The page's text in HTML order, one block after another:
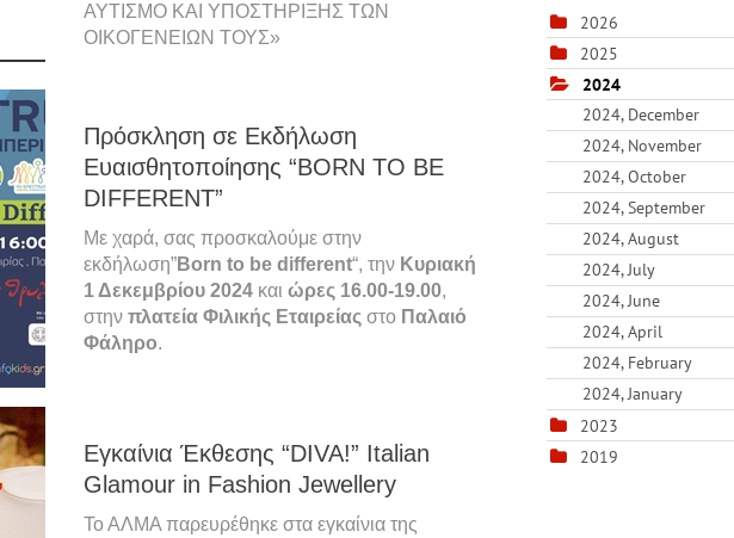
ΑΥΤΙΣΜΟ ΚΑΙ ΥΠΟΣΤΗΡΙΞΗΣ ΤΩΝ
ΟΙΚΟΓΕΝΕΙΩΝ ΤΟΥΣ»
Πρόσκληση σε Εκδήλωση
Ευαισθητοποίησης “BORN TO BE
DIFFERENT”
Με χαρά, σας προσκαλούμε στην
εκδήλωση”Born to be different“, την Κυριακή
1 Δεκεμβρίου 2024 και ώρες 16.00-19.00,
στην πλατεία Φιλικής Εταιρείας στο Παλαιό
Φάληρο.
Εγκαίνια Έκθεσης “DIVA!” Italian
Glamour in Fashion Jewellery
Το ΑΛΜΑ παρευρέθηκε στα εγκαίνια της
2026
2025
2024
2024, December
2024, November
2024, October
2024, September
2024, August
2024, July
2024, June
2024, April
2024, February
2024, January
2023
2019